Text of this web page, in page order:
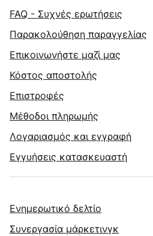
FAQ - Συχνές ερωτήσεις
Παρακολούθηση παραγγελίας
Επικοινωνήστε μαζί μας
Κόστος αποστολής
Επιστροφές
Μέθοδοι πληρωμής
Λογαριασμός και εγγραφή
Εγγυήσεις κατασκευαστή
Ενημερωτικό δελτίο
Συνεργασία μάρκετινγκ